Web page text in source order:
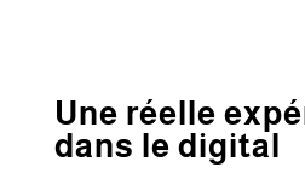
Une réelle
dans le digital